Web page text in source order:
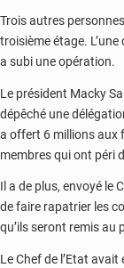
Trois autres
troisième étage. L’une
a subi une opération.
Le président Macky
dépêché une
a offert 6 millions aux
membres qui ont péri
Il a de plus, envoyé le
de faire rapatrier les
qu’ils seront remis au
Le Chef de l’Etat